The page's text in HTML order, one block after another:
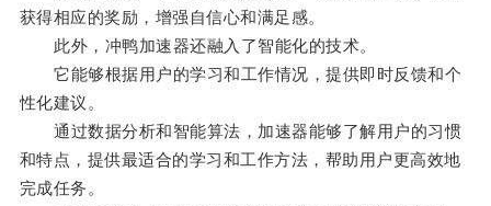
获得相应的奖励，增强自信心和满足感。
此外，冲鸭加速器还融入了智能化的技术。
它能够根据用户的学习和工作情况，提供即时反馈和个
性化建议。
通过数据分析和智能算法，加速器能够了解用户的习惯
和特点，提供最适合的学习和工作方法，帮助用户更高效地
完成任务。